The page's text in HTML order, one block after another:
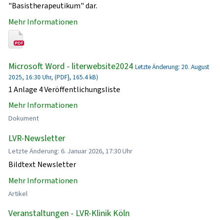
"Basistherapeutikum" dar.
Mehr Informationen
Microsoft Word - literwebsite2024 Letzte Änderung: 20. August
2025, 16:30 Uhr, (PDF}, 165.4 kB)
1 Anlage 4 Veröffentlichungsliste
Mehr Informationen
Dokument
LVR-Newsletter
Letzte Änderung: 6. Januar 2026, 17:30 Uhr
Bildtext Newsletter
Mehr Informationen
Artikel
Veranstaltungen - LVR-Klinik Köln